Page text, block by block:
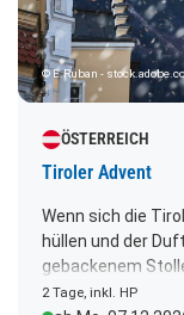
© E.Ruban -
ÖSTERREICH
Tiroler Advent
Wenn sich die
hüllen und der
gebackenem
voller Zauber und
2 Tage, inkl. HP